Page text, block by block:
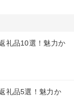
礼品10選！魅力か
礼品5選！魅力か